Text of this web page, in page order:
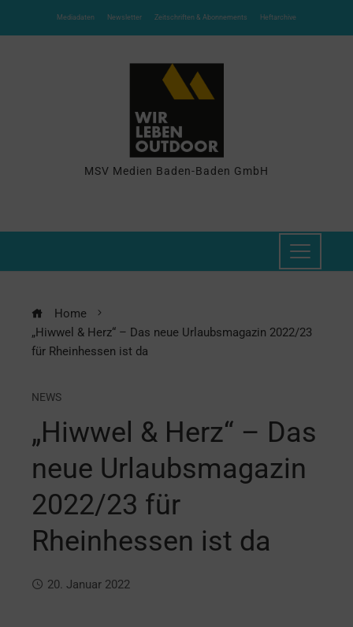
Mediadaten Newsletter Zeitschriften & Abonnements Heftarchive
MSV Medien Baden-Baden GmbH
Home
„Hiwwel & Herz“ – Das neue Urlaubsmagazin 2022/23
für Rheinhessen ist da
NEWS
„Hiwwel & Herz“ – Das
neue Urlaubsmagazin
2022/23 für
Rheinhessen ist da
20. Januar 2022